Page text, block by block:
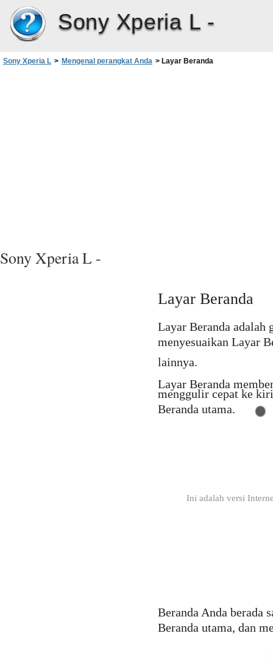
Sony Xperia L -
Sony Xperia L > Mengenal perangkat Anda > Layar Beranda
Sony Xperia L -
Layar Beranda
Layar Beranda adalah
menyesuaikan Layar
lainnya.
Layar Beranda
menggulir cepat ke
Beranda utama.
Ini adalah versi
Beranda Anda berada
Beranda utama, dan